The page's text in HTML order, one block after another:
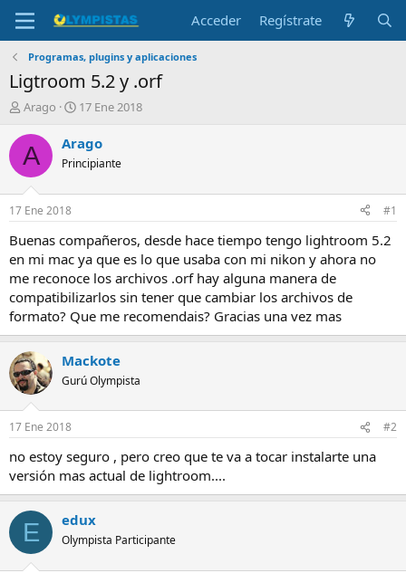
Acceder Regístrate
Programas, plugins y aplicaciones
Ligtroom 5.2 y .orf
I
i
c
a
d
o
r
e
l
t
e
m
a
Arago
F
c
a
i
n
c
i
o
17 Ene 2018
A Arago
Principiante
17 Ene 2018 #1
Buenas compañeros, desde hace tiempo tengo lightroom 5.2
en mi mac ya que es lo que usaba con mi nikon y ahora no
me reconoce los archivos .orf hay alguna manera de
compatibilizarlos sin tener que cambiar los archivos de
formato? Que me recomendais? Gracias una vez mas
Mackote
Gurú Olympista
17 Ene 2018 #2
no estoy seguro , pero creo que te va a tocar instalarte una
versión mas actual de lightroom....
E edux
Olympista Participante